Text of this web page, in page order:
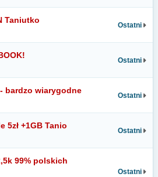
Taniutko
Ostatni
Ostatni
bardzo wiarygodne
Ostatni
5zł +1GB Tanio
Ostatni
99% polskich
Ostatni